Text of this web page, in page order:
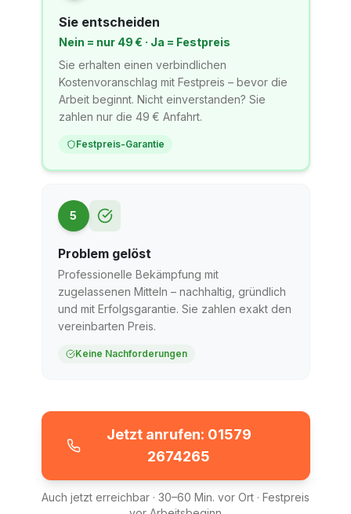
Sie entscheiden
Nein = nur 49 € · Ja = Festpreis
Sie erhalten einen verbindlichen
Kostenvoranschlag mit Festpreis – bevor die
Arbeit beginnt. Nicht einverstanden? Sie
zahlen nur die 49 € Anfahrt.
Festpreis-Garantie
5
Problem gelöst
Professionelle Bekämpfung mit
zugelassenen Mitteln – nachhaltig, gründlich
und mit Erfolgsgarantie. Sie zahlen exakt den
vereinbarten Preis.
Keine Nachforderungen
Jetzt anrufen: 01579
2674265
Auch jetzt erreichbar · 30–60 Min. vor Ort · Festpreis